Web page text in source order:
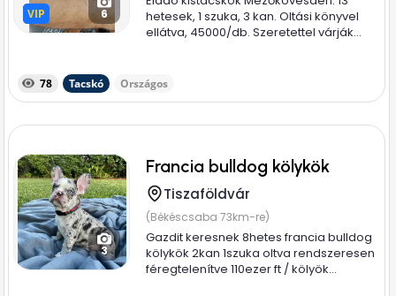
VIP
VIP 6
hetesek, 1 szuka, 3 kan. Oltási könyvel
ellátva, 45000/db. Szeretettel várják...
78 Tacskó Országos
3
Francia bulldog kölykök
Tiszaföldvár
(Békéscsaba 73km-re)
Gazdit keresnek 8hetes francia bulldog
kölykök 2kan 1szuka oltva rendszeresen
féregtelenítve 110ezer ft / kölyök...